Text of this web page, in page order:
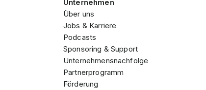
Unternehmen
Über uns
Jobs & Karriere
Podcasts
Sponsoring & Support
Unternehmensnachfolge
Partnerprogramm
Förderung